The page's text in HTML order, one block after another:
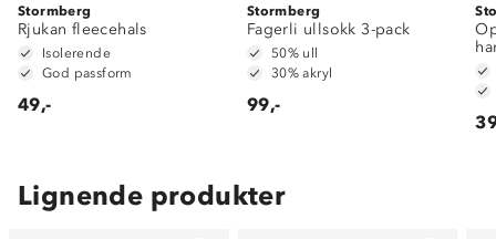
Stormberg
Rjukan fleecehals
Isolerende
God passform
49,-
Stormberg
Fagerli ullsokk 3-pack
50% ull
30% akryl
99,-
Lignende produkter